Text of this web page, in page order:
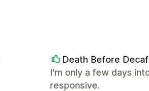
Death Before Decaf
I'm only a few days
responsive.